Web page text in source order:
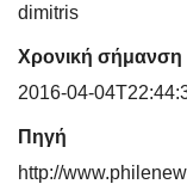
dimitris
Χρονική σήμανση
2016-04-
Πηγή
http://